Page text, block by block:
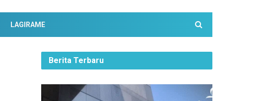
LAGIRAME
Berita Terbaru